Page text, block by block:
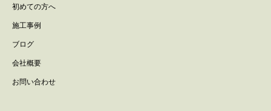
初めての方へ
施工事例
ブログ
会社概要
お問い合わせ